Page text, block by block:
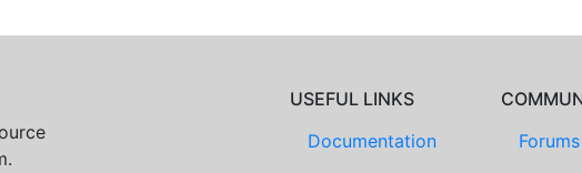
USEFUL LINKS
Documentation
Forums